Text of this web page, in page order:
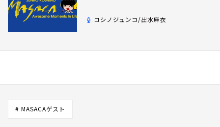
コシノジュンコ/出水麻衣
# MASACAゲスト